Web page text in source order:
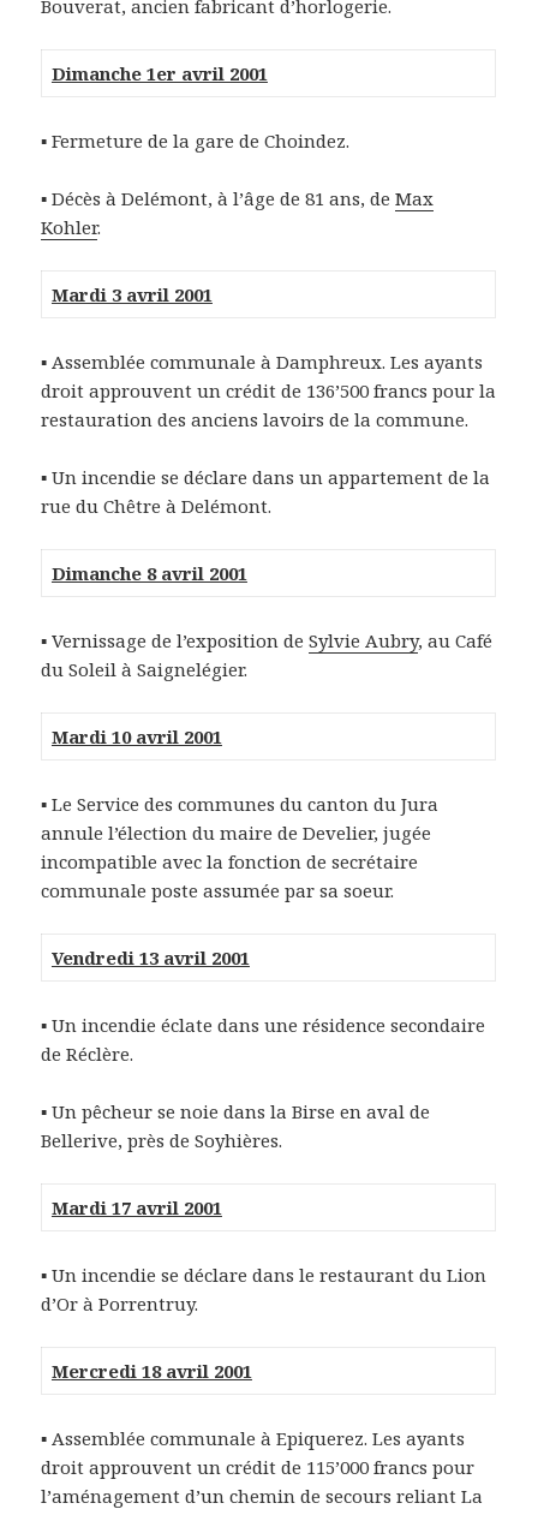
Bouverat, ancien fabricant d’horlogerie.
Dimanche 1er avril 2001
▪ Fermeture de la gare de Choindez.
▪ Décès à Delémont, à l’âge de 81 ans, deMax
Kohler.
Mardi 3 avril 2001
▪ Assemblée communale à Damphreux. Les ayants
droit approuvent un crédit de 136’500 francs pour la
restauration des anciens lavoirs de la commune.
▪ Un incendie se déclare dans un appartement de la
rue du Chêtre à Delémont.
Dimanche 8 avril 2001
▪ Vernissage de l’exposition deSylvie Aubry, au Café
du Soleil à Saignelégier.
Mardi 10 avril 2001
▪ Le Service des communes du canton du Jura
annule l’élection du maire de Develier, jugée
incompatible avec la fonction de secrétaire
communale poste assumée par sa soeur.
Vendredi 13 avril 2001
▪ Un incendie éclate dans une résidence secondaire
de Réclère.
▪ Un pêcheur se noie dans la Birse en aval de
Bellerive, près de Soyhières.
Mardi 17 avril 2001
▪ Un incendie se déclare dans le restaurant du Lion
d’Or à Porrentruy.
Mercredi 18 avril 2001
▪ Assemblée communale à Epiquerez. Les ayants
droit approuvent un crédit de 115’000 francs pour
l’aménagement d’un chemin de secours reliant La